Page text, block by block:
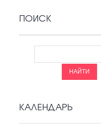
ПОИСК
КАЛЕНДАРЬ